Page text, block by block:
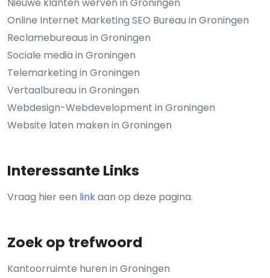
Online Internet Marketing SEO Bureau in Groningen
Reclamebureaus in Groningen
Sociale media in Groningen
Telemarketing in Groningen
Vertaalbureau in Groningen
Webdesign-Webdevelopment in Groningen
Website laten maken in Groningen
Interessante Links
Vraag hier een linkaan op deze pagina.
Zoek op trefwoord
Kantoorruimte huren in Groningen